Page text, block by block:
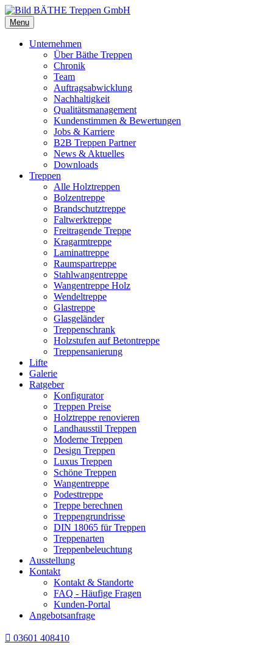
Menu
Unternehmen
Über Bäthe Treppen
Chronik
Team
Auftragsabwicklung
Nachhaltigkeit
Qualitätsmanagement
Kundenstimmen & Bewertungen
Jobs & Karriere
B2B Treppen Partner
News & Aktuelles
Downloads
Treppen
Alle Holztreppen
Bolzentreppe
Brandschutztreppe
Faltwerktreppe
Freitragende Treppe
Kragarmtreppe
Laminattreppe
Raumspartreppe
Stahlwangentreppe
Wangentreppe Holz
Wendeltreppe
Glastreppe
Glasgeländer
Treppenschrank
Holzstufen auf Betontreppe
Treppensanierung
Lifte
Galerie
Ratgeber
Konfigurator
Treppen Preise
Holztreppe renovieren
Landhausstil Treppen
Moderne Treppen
Design Treppen
Luxus Treppen
Schöne Treppen
Wangentreppe
Podesttreppe
Treppe berechnen
Treppengrundrisse
DIN 18065 für Treppen
Treppenarten
Treppenbeleuchtung
Ausstellung
Kontakt
Kontakt & Standorte
FAQ - Häufige Fragen
Kunden-Portal
Angebotsanfrage
 03601 408410